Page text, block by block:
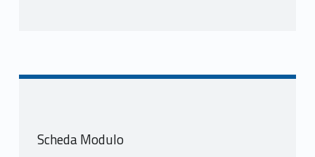
caratteristiche dello spazio pubblico come
Scheda Modulo